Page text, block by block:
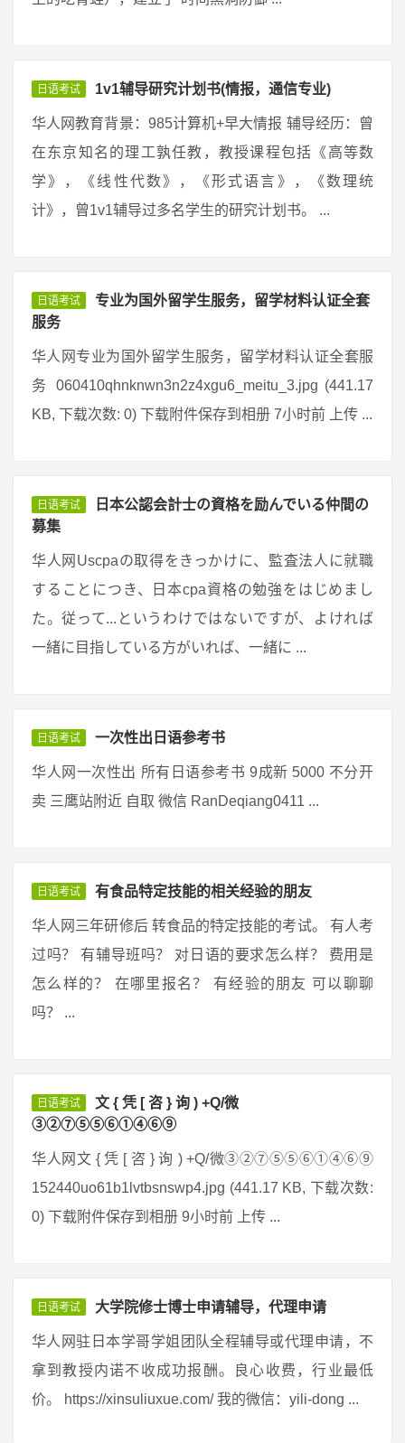
日语考试 1v1辅导研究计划书(情报，通信专业)
华人网教育背景：985计算机+早大情报 辅导经历：曾
在东京知名的理工孰任教，教授课程包括《高等数
学》，《线性代数》，《形式语言》，《数理统
计》，曾1v1辅导过多名学生的研究计划书。 ...
日语考试
专业为国外留学生服务，留学材料认证全套
服务
华人网专业为国外留学生服务，留学材料认证全套服
务 060410qhnknwn3n2z4xgu6_meitu_3.jpg (441.17
KB, 下载次数: 0) 下载附件保存到相册 7小时前 上传 ...
日语考试
日本公認会計士の資格を励んでいる仲間の
募集
华人网Uscpaの取得をきっかけに、監査法人に就職
することにつき、日本cpa資格の勉強をはじめまし
た。従って...というわけではないですが、よければ
一緒に目指している方がいれば、一緒に ...
日语考试 一次性出日语参考书
华人网一次性出 所有日语参考书 9成新 5000 不分开
卖 三鹰站附近 自取 微信 RanDeqiang0411 ...
日语考试 有食品特定技能的相关经验的朋友
华人网三年研修后 转食品的特定技能的考试。 有人考
过吗？ 有辅导班吗？ 对日语的要求怎么样？ 费用是
怎么样的？ 在哪里报名？ 有经验的朋友 可以聊聊
吗？ ...
日语考试
文 { 凭 [ 咨 } 询 ) +Q/微
③②⑦⑤⑤⑥①④⑥⑨
华人网文 { 凭 [ 咨 } 询 ) +Q/微③②⑦⑤⑤⑥①④⑥⑨
152440uo61b1lvtbsnswp4.jpg (441.17 KB, 下载次数:
0) 下载附件保存到相册 9小时前 上传 ...
日语考试 大学院修士博士申请辅导，代理申请
华人网驻日本学哥学姐团队全程辅导或代理申请，不
拿到教授内诺不收成功报酬。良心收费，行业最低
价。 https://xinsuliuxue.com/ 我的微信：yili-dong ...